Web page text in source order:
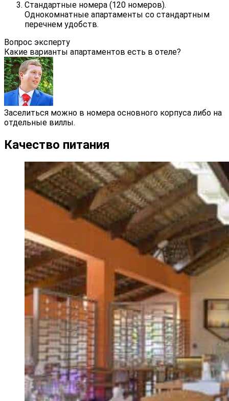
Стандартные номера (120 номеров).
Однокомнатные апартаменты со стандартным
перечнем удобств.
Вопрос эксперту
Какие варианты апартаментов есть в отеле?
Заселиться можно в номера основного корпуса либо на
отдельные виллы.
Качество питания